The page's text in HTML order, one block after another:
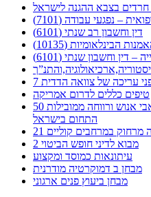
חרדים בצבא ההגנה לישראל
– נפגעי עבודה (7101)
דין וחשבון רב שנתי (6101)
הבינלאומיות (10135)
– דין וחשבון שנתי (6101)
עריכה של צוואה הדדית
טיפים כללים לדרום אמריקה
50 טיפים ויותר לניהול חווית עובד, משאבי אנוש ורווחה ממובילות
התחום בישראל
מרחוק במרחבים קוליים
מבוא לדיני חופש הביטוי 2
עיתונאות כמוסד ומקצוע
מבחן ב דמוקרטיה מודרנית
מבחן ביעוץ פנים ארגוני